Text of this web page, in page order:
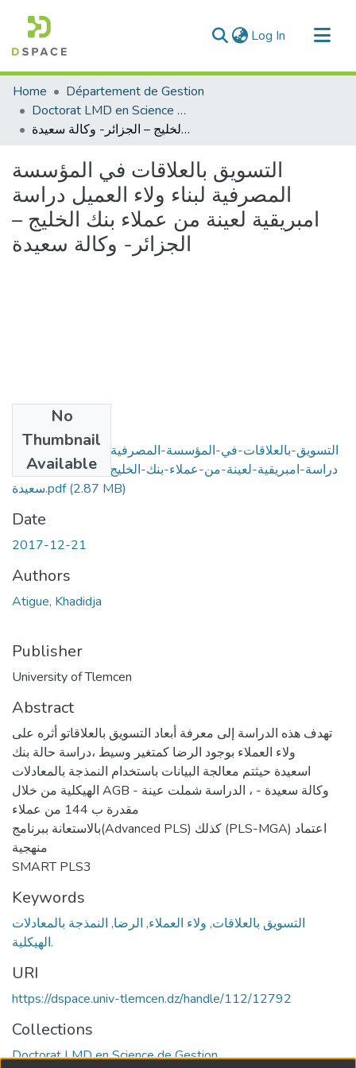
Log In (current)
Communities & Collections
All of DSpace
Statistics
Home
Département de Gestion
Doctorat LMD en Science de Gestion
التسويق بالعلاقات في المؤسسة المصرفية لبناء ولاء العميل دراسة امبريقية لعينة من عملاء بنك الخليج – الجزائر- وكالة سعيدة
التسويق بالعلاقات في المؤسسة
المصرفية لبناء ولاء العميل دراسة
امبريقية لعينة من عملاء بنك الخليج –
الجزائر- وكالة سعيدة
No
Thumbnail
Available
التسويق-بالعلاقات-في-المؤسسة-المصرفية-لبناء-ولاء-العميل-
دراسة-امبريقية-لعينة-من-عملاء-بنك-الخليج-–-الجزائر--وكالة-
سعيدة.pdf(2.87 MB)
Date
2017-12-21
Authors
Atigue, Khadidja
Publisher
University of Tlemcen
Abstract
تهدف هذه الدراسة إلى معرفة أبعاد التسويق بالعلاقاتو أثره على
ولاء العملاء بوجود الرضا كمتغير وسيط ،دراسة حالة بنك
اسعيدة حيثتم معالجة البيانات باستخدام النمذجة بالمعادلات
الهيكلية من خلال AGB - وكالة سعيدة - ، الدراسة شملت عينة
مقدرة ب 144 من عملاء
بالاستعانة ببرنامج(Advanced PLS) كذلك (PLS-MGA) اعتماد
منهجية
SMART PLS3
Keywords
التسويق بالعلاقات, ولاء العملاء, الرضا, النمذجة بالمعادلات
الهيكلية.
URI
https://dspace.univ-tlemcen.dz/handle/112/12792
Collections
Doctorat LMD en Science de Gestion